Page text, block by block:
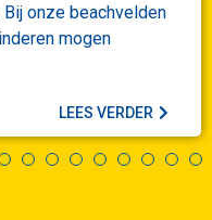
onze beachvelden
mogen
LEES VERDER
9 10 11 12 13 14 15 16